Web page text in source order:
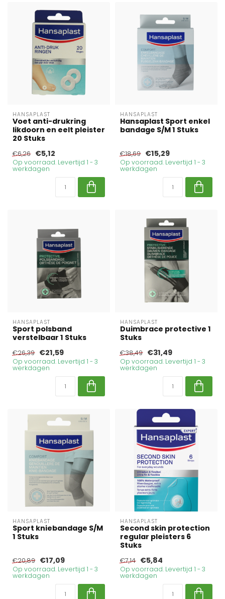
HANSAPLAST
Voet anti-drukring
likdoorn en eelt pleister
20 Stuks
€6,26 €5,12
Op voorraad. Levertijd 1 - 3
werkdagen
HANSAPLAST
Hansaplast Sport enkel
bandage S/M 1 Stuks
€18,69 €15,29
Op voorraad. Levertijd 1 - 3
werkdagen
HANSAPLAST
Sport polsband
verstelbaar 1 Stuks
€26,39 €21,59
Op voorraad. Levertijd 1 - 3
werkdagen
HANSAPLAST
Duimbrace protective 1
Stuks
€38,49 €31,49
Op voorraad. Levertijd 1 - 3
werkdagen
HANSAPLAST
Sport kniebandage S/M
1 Stuks
€20,89 €17,09
Op voorraad. Levertijd 1 - 3
werkdagen
HANSAPLAST
Second skin protection
regular pleisters 6
Stuks
€7,14 €5,84
Op voorraad. Levertijd 1 - 3
werkdagen